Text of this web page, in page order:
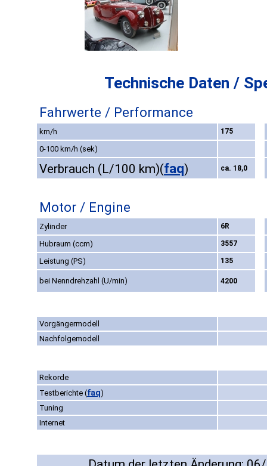
Technische Daten /
Fahrwerte / Performance
km/h 175
0-100 km/h (sek)
Verbrauch (L/100 km)(faq) ca. 18,0
Motor / Engine
Zylinder 6R
Hubraum (ccm) 3557
Leistung (PS) 135
bei Nenndrehzahl (U/min) 4200
Vorgängermodell
Nachfolgemodell
Rekorde
Testberichte (faq)
Tuning
Internet